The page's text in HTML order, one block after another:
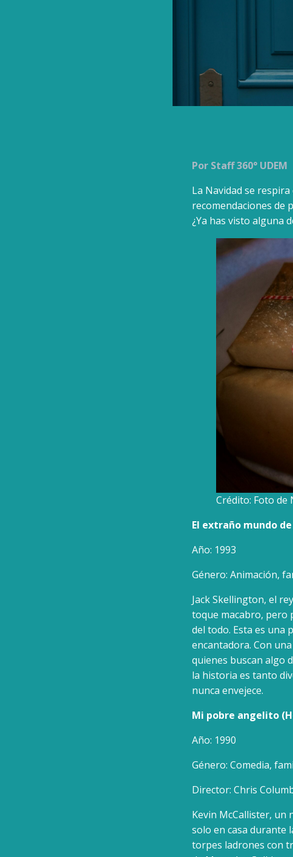
Por Staff 360° UDEM
La Navidad se
recomendaciones de
¿Ya has visto alguna
Crédito: Foto de
El extraño mundo
Año: 1993
Género: Animación,
Jack Skellington, el
toque macabro, pero
del todo. Esta es una
encantadora. Con
quienes buscan algo
la historia es tanto
nunca envejece.
Mi pobre angelito
Año: 1990
Género: Comedia,
Director: Chris
Kevin McCallister, un
solo en casa durante
torpes ladrones con